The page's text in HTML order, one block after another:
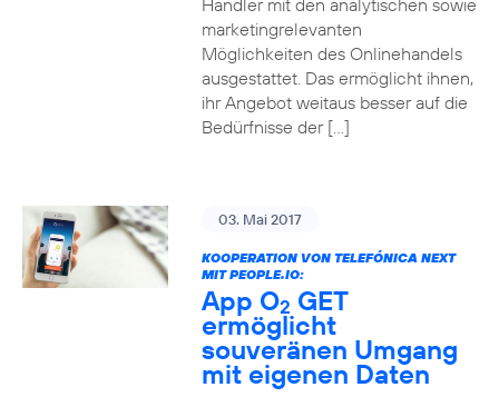
Händler mit den analytischen sowie
marketingrelevanten
Möglichkeiten des Onlinehandels
ausgestattet. Das ermöglicht ihnen,
ihr Angebot weitaus besser auf die
Bedürfnisse der […]
03. Mai 2017
KOOPERATION VON TELEFÓNICA NEXT
MIT PEOPLE.IO:
App O2 GET
ermöglicht
souveränen Umgang
mit eigenen Daten